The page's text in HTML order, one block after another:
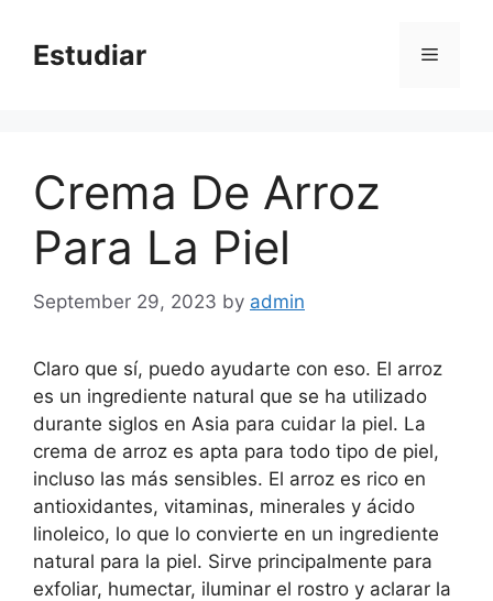
contentEstudiar Menu
Crema De Arroz
Para La Piel
September 29, 2023 by admin
Claro que sí, puedo ayudarte con eso. El arroz
es un ingrediente natural que se ha utilizado
durante siglos en Asia para cuidar la piel. La
crema de arroz es apta para todo tipo de piel,
incluso las más sensibles. El arroz es rico en
antioxidantes, vitaminas, minerales y ácido
linoleico, lo que lo convierte en un ingrediente
natural para la piel. Sirve principalmente para
exfoliar, humectar, iluminar el rostro y aclarar la